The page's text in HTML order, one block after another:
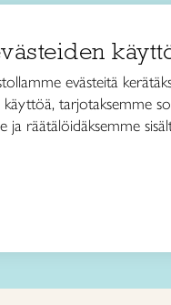
Käsi- ja
Kalevankatu 61
00180 Helsinki
puh. 040 7525
evästeitä
tarjotaksemme
ja räätälöidäksemme